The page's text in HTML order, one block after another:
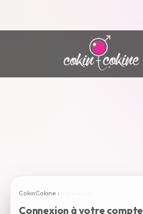
CokinCokine ›
Connexion à votre compte